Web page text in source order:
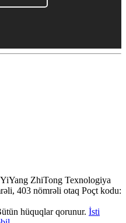
YiYang ZhiTong Texnologiya
403 nömrəli otaq Poçt kodu:
hüquqlar qorunur. İsti